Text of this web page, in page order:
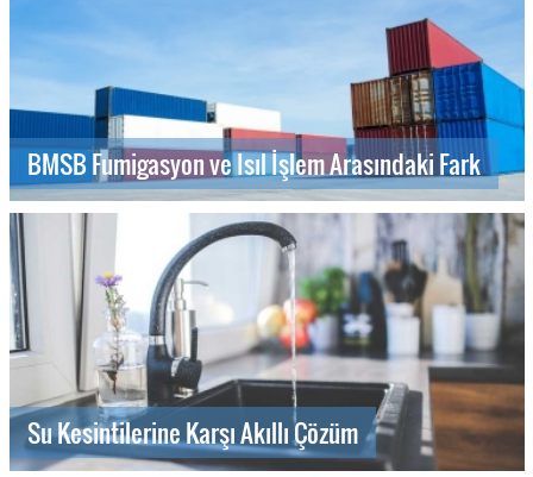
BMSB Fumigasyon ve Isıl İşlem Arasındaki Fark
Su Kesintilerine Karşı Akıllı Çözüm